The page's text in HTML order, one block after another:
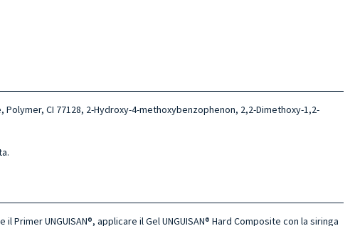
CI 77128, 2-Hydroxy-4-methoxybenzophenon, 2,2-Dimethoxy-1,2-
UNGUISAN®, applicare il Gel UNGUISAN® Hard Composite con la siringa